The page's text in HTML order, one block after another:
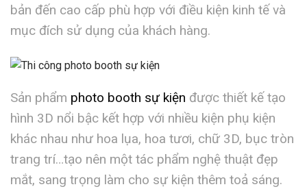
bản đến cao cấp phù hợp với điều kiện kinh tế và
mục đích sử dụng của khách hàng.
Sản phẩm photo booth sự kiện được thiết kế tạo
hình 3D nổi bậc kết hợp với nhiều kiện phụ kiện
khác nhau như hoa lụa, hoa tươi, chữ 3D, bục tròn
trang trí…tạo nên một tác phẩm nghệ thuật đẹp
mắt, sang trọng làm cho sự kiện thêm toả sáng.